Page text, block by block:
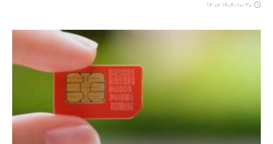
۱۴۰۴-۱۰-۳۰ ۱۳:۰۶